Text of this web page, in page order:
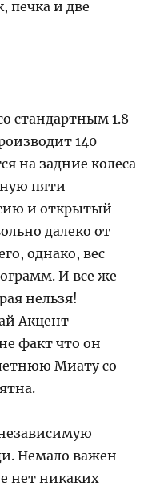
печка и две
стандартным 1.8
140
на задние колеса
пяти
и открытый
далеко от
однако, вес
И все же
нельзя!
Акцент
факт что он
Миату со
Немало важен
нет никаких